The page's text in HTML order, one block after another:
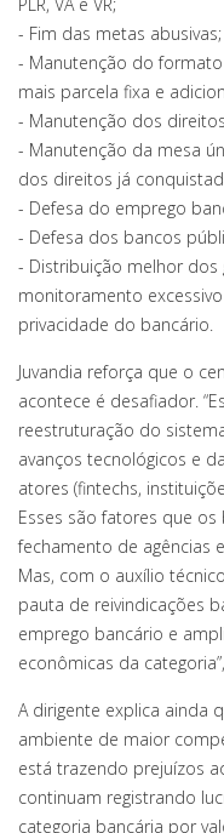
- Fim das metas abusivas;
- Manutenção do
mais parcela fixa e
- Manutenção dos
- Manutenção da mesa
dos direitos já
- Defesa do emprego
- Defesa dos bancos
- Distribuição melhor
monitoramento
privacidade do bancário.
Juvandia reforça que o
acontece é desafiador.
reestruturação do
avanços tecnológicos e
atores (fintechs,
Esses são fatores que
fechamento de agências
Mas, com o auxílio
pauta de reivindicações
emprego bancário e
econômicas da
A dirigente explica ainda
ambiente de maior
está trazendo prejuízos
continuam registrando
categoria bancária por